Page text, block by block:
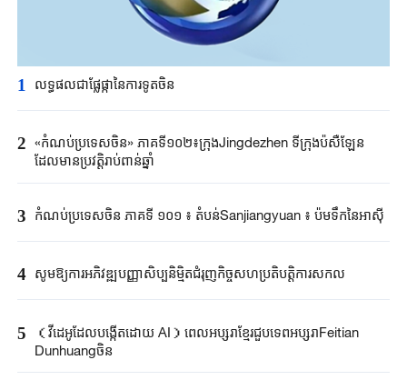
1 លទ្ធផលជាផ្លែផ្កានៃការទូតចិន
2 «កំណប់ប្រទេសចិន» ភាគទី១០២៖ក្រុងJingdezhen ទីក្រុងប៉សឺឡែន
ដែលមានប្រវត្តិរាប់ពាន់ឆ្នាំ
3 កំណប់ប្រទេសចិន ភាគទី ១០១ ៖ តំបន់Sanjiangyuan ៖ ប៉មទឹកនៃអាស៊ី
4 សូមឱ្យការអភិវឌ្ឍបញ្ញាសិប្បនិម្មិតជំរុញកិច្ចសហប្រតិបត្តិការសកល
5
（វីដេអូដែលបង្កើតដោយ AI）ពេលអប្សរាខ្មែរជួបទេពអប្សរាFeitian
Dunhuangចិន